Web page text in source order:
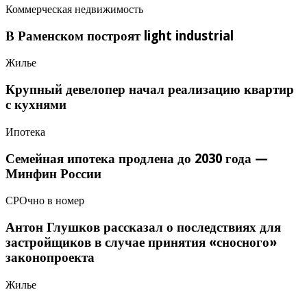
Коммерческая недвижимость
В Раменском построят light industrial
Жилье
Крупный девелопер начал реализацию квартир
с кухнями
Ипотека
Семейная ипотека продлена до 2030 года —
Минфин России
СРОчно в номер
Антон Глушков рассказал о последствиях для
застройщиков в случае принятия «сносного»
законопроекта
Жилье